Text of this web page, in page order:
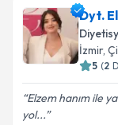
Dyt. Şevval
oluşturun.
takvim
Dyt.
İzmir,
5 (2
Elzem hanım ile
yol...